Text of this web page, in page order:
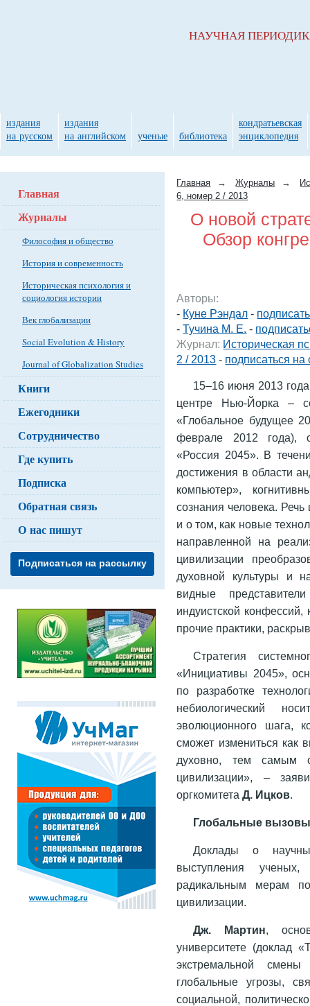
Главная → Журналы →
6, номер 2 / 2013
О новой
Обзор
Авторы:
- Куне Рэндал -
-Тучина М. Е. -
Журнал: Историческая
2 / 2013 - подписаться на
15–16 июня 2013
центре Нью-Йорка –
«Глобальное будущее
феврале 2012 года),
«Россия 2045». В
достижения в области
компьютер»,
сознания человека.
и о том, как новые
направленной на
цивилизации
духовной культуры и
видные
индуистской
прочие практики,
Стратегия
«Инициативы 2045»,
по разработке
небиологический
эволюционного шага,
сможет измениться как
духовно, тем самым
цивилизации», –
оргкомитетаД. Ицков.
Глобальные
Доклады о
выступления
радикальным мерам
цивилизации.
Дж. Мартин,
университете (доклад
экстремальной смены
глобальные угрозы,
социальной,
Главная
Журналы
Философия и общество
История и современность
Историческая психология и
социология истории
Век глобализации
Social Evolution & History
Journal of Globalization Studies
Книги
Ежегодники
Сотрудничество
Где купить
Подписка
Обратная связь
О нас пишут
Подписаться на рассылку
НАУЧНАЯ
издания
на русском
издания
на английском
ученые библиотека
кондратьевская
энциклопедия